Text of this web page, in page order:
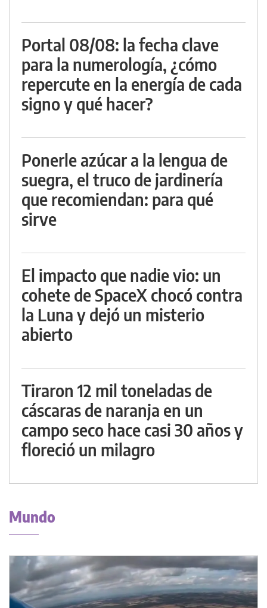
Portal 08/08: la fecha clave
para la numerología, ¿cómo
repercute en la energía de cada
signo y qué hacer?
Ponerle azúcar a la lengua de
suegra, el truco de jardinería
que recomiendan: para qué
sirve
El impacto que nadie vio: un
cohete de SpaceX chocó contra
la Luna y dejó un misterio
abierto
Tiraron 12 mil toneladas de
cáscaras de naranja en un
campo seco hace casi 30 años y
floreció un milagro
Mundo